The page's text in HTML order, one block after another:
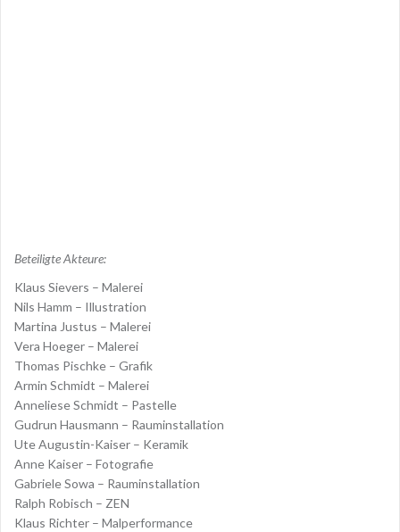
Beteiligte Akteure:
Klaus Sievers – Malerei
Nils Hamm – Illustration
Martina Justus – Malerei
Vera Hoeger – Malerei
Thomas Pischke – Grafik
Armin Schmidt – Malerei
Anneliese Schmidt – Pastelle
Gudrun Hausmann – Rauminstallation
Ute Augustin-Kaiser – Keramik
Anne Kaiser – Fotografie
Gabriele Sowa – Rauminstallation
Ralph Robisch – ZEN
Klaus Richter – Malperformance